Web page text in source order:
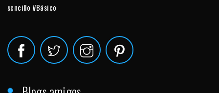
sencillo #Básico